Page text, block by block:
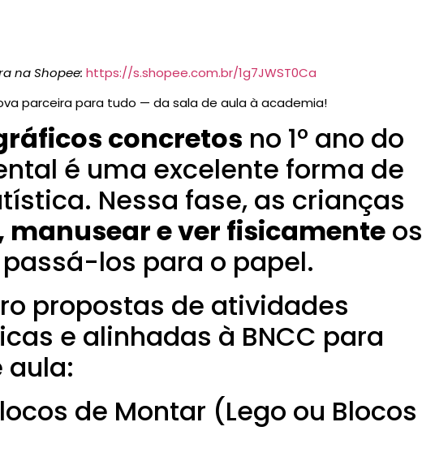
na Shopee: https://s.shopee.com.br/1g7JWST0Ca
parceira para tudo — da sala de aula à academia!
concretos no 1º ano do
é uma excelente forma de
Nessa fase, as crianças
manusear e ver fisicamente os
los para o papel.
propostas de atividades
e alinhadas à BNCC para
aula:
de Montar (Lego ou Blocos